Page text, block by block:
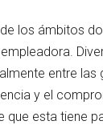
los ámbitos
entre las
y el
esta tiene